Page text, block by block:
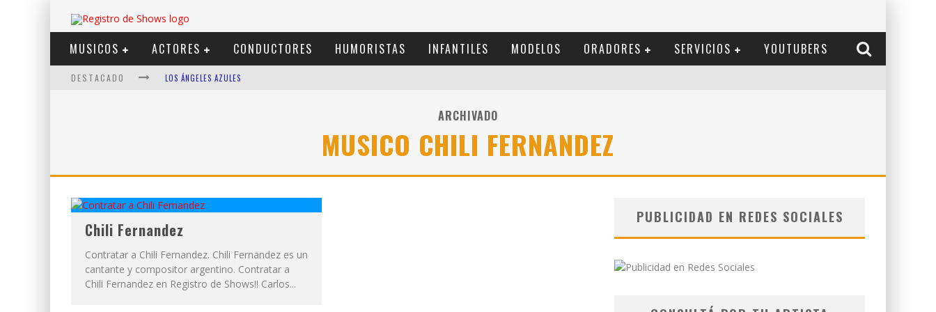
MUSICOS ACTORES CONDUCTORES HUMORISTAS INFANTILES MODELOS ORADORES SERVICIOS YOUTUBERS
DESTACADO LOS ÁNGELES AZULES
DUKI
VI EM
ARCHIVADO
MUSICO CHILI FERNANDEZ
Chili Fernandez
Contratar a Chili Fernandez. Chili Fernandez es un
cantante y compositor argentino. Contratar a
Chili Fernandez en Registro de Shows!! Carlos...
PUBLICIDAD EN REDES SOCIALES